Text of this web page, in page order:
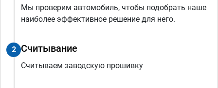
Мы проверим автомобиль, чтобы подобрать наше
наиболее эффективное решение для него.
2 Считывание
Считываем заводскую прошивку